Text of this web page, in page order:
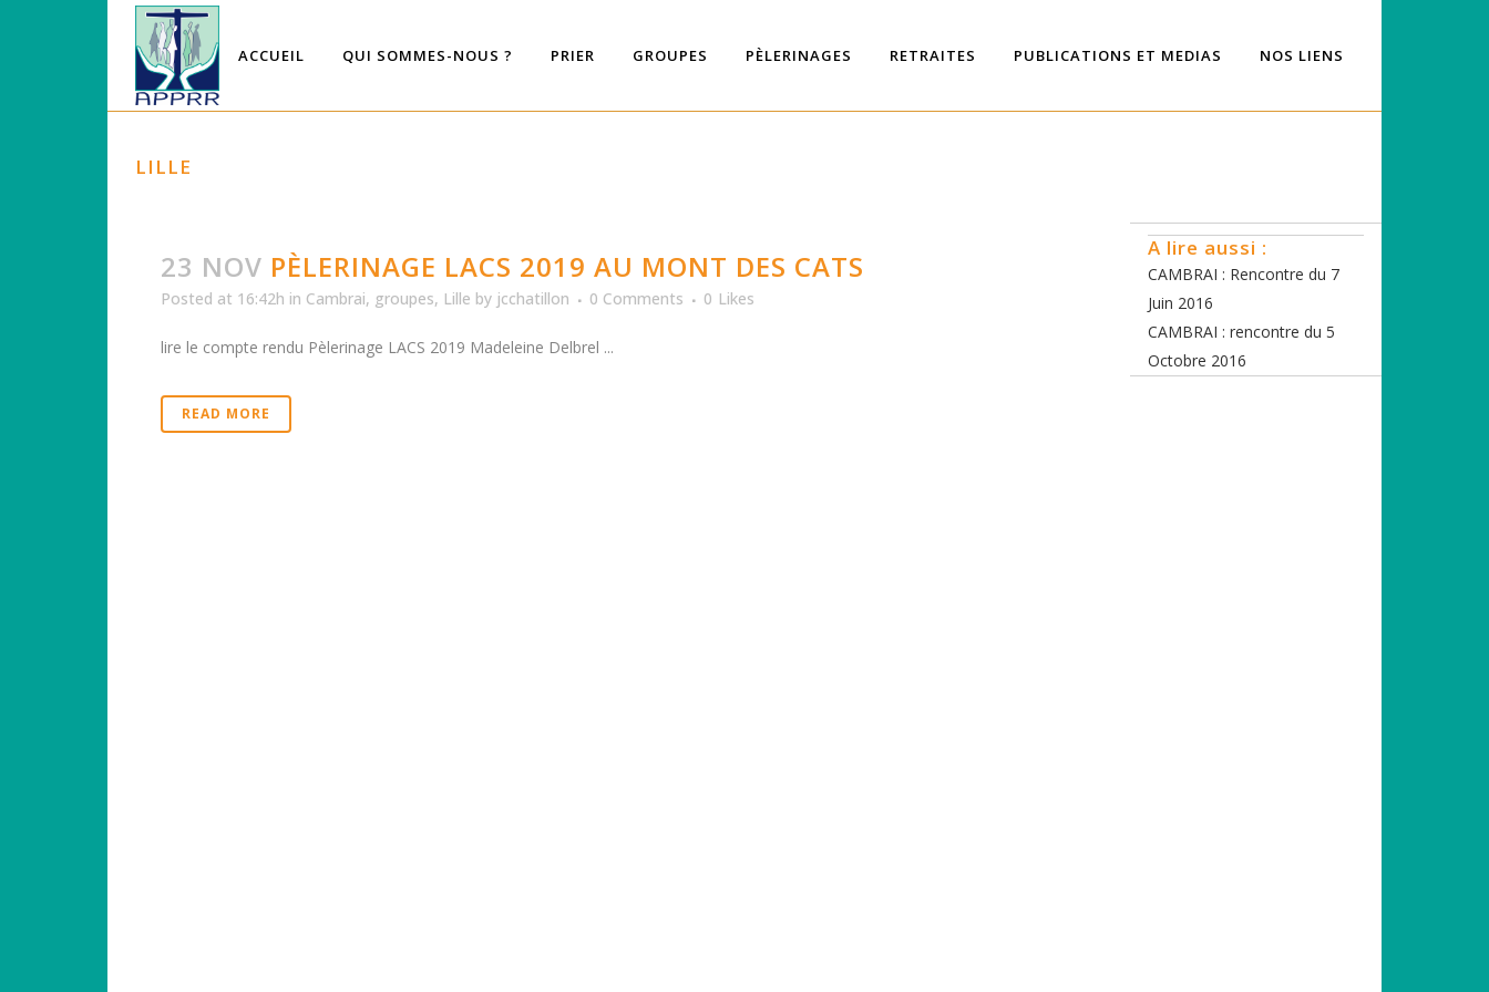
ACCUEIL QUI SOMMES-NOUS ? PRIER GROUPES PÈLERINAGES RETRAITES PUBLICATIONS ET MEDIAS NOS LIENS
LILLE
A lire aussi :
CAMBRAI : Rencontre du 7
Juin 2016
CAMBRAI : rencontre du 5
Octobre 2016
23 NOV PÈLERINAGE LACS 2019 AU MONT DES CATS
Posted at 16:42h in Cambrai, groupes, Lille by jcchatillon 0 Comments 0 Likes
lire le compte rendu Pèlerinage LACS 2019 Madeleine Delbrel ...
READ MORE